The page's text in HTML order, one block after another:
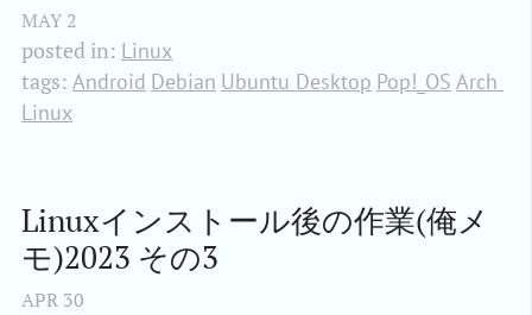
MAY 2
posted in: Linux
tags: Android Debian Ubuntu Desktop Pop!_OS Arch
Linux
Linuxインストール後の作業(俺メ
モ)2023 その3
APR 30